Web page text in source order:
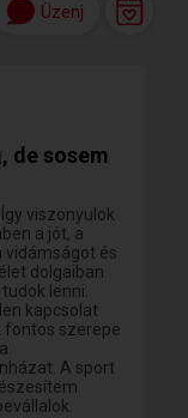
Üzenj
de sosem
viszonyulok
a jót, a
vidámságot és
dolgaiban
lenni.
kapcsolat
fontos szerepe
A sport